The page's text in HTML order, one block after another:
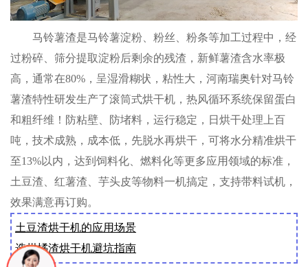
马铃薯渣是马铃薯淀粉、粉丝、粉条等加工过程中，经
过粉碎、筛分提取淀粉后剩余的残渣，新鲜薯渣含水率极
高，通常在80%，呈湿滑糊状，粘性大，河南瑞奥针对马铃
薯渣特性研发生产了滚筒式烘干机，热风循环系统保留蛋白
和粗纤维！防粘壁、防堵料，运行稳定，日烘干处理上百
吨，技术成熟，成本低，先脱水再烘干，可将水分精准烘干
至13%以内，达到饲料化、燃料化等更多应用领域的标准，
土豆渣、红薯渣、芋头皮等物料一机搞定，支持带料试机，
效果满意再订购。
土豆渣烘干机的应用场景
选柑橘渣烘干机避坑指南